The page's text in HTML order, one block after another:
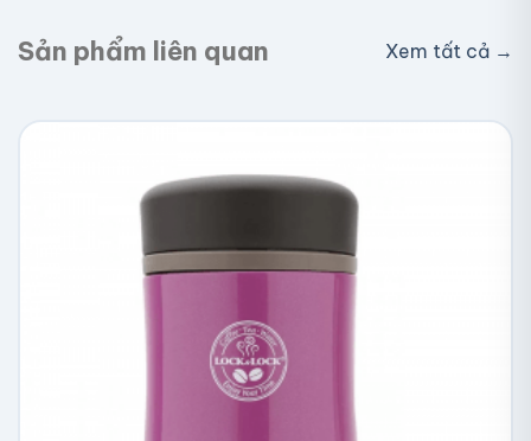
Sản phẩm liên quan Xem tất cả →